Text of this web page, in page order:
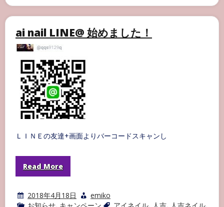
ッ
毛
ai nail LINE@ 始めました！
ＬＩＮＥの友達+画面よりバーコードスキャンし
Read More
2018年4月18日
emiko